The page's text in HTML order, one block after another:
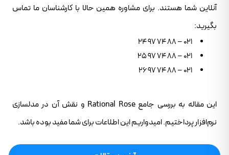
آنلاین شما هستند. برای مشاوره همین حالا با کارشناسان ما تماس
بگیرید:
021 – 88 74 97 24
021 – 88 74 97 25
021 – 88 74 97 26
این مقاله به بررسی جامع Rational Rose و نقش آن در مدلسازی
نرم‌افزار پرداختیم. امیدواریم این اطلاعات برای شما مفید بوده باشد.